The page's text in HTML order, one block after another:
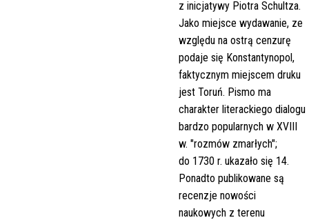
z inicjatywy Piotra Schultza.
Jako miejsce wydawanie, ze
względu na ostrą cenzurę
podaje się Konstantynopol,
faktycznym miejscem druku
jest Toruń. Pismo ma
charakter literackiego dialogu
bardzo popularnych w XVIII
w. "rozmów zmarłych";
do 1730 r. ukazało się 14.
Ponadto publikowane są
recenzje nowości
naukowych z terenu